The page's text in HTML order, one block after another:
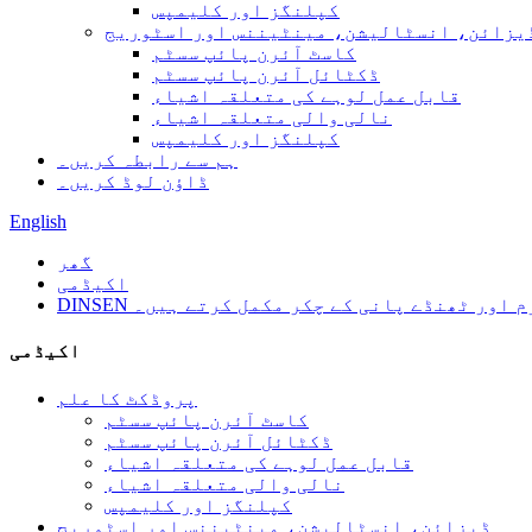
کپلنگز اور کلیمپس
انسٹالیشن، مینٹیننس اور اسٹوریج
کاسٹ آئرن پائپ سسٹم
ڈکٹائل آئرن پائپ سسٹم
قابل عمل لوہے کی متعلقہ اشیاء
نالی والی متعلقہ اشیاء
کپلنگز اور کلیمپس
ہم سے رابطہ کریں۔
ڈاؤن لوڈ کریں۔
English
گھر
اکیڈمی
اکیڈمی
پروڈکٹ کا علم
کاسٹ آئرن پائپ سسٹم
ڈکٹائل آئرن پائپ سسٹم
قابل عمل لوہے کی متعلقہ اشیاء
نالی والی متعلقہ اشیاء
کپلنگز اور کلیمپس
ڈیزائن، انسٹالیشن، مینٹیننس اور اسٹوریج